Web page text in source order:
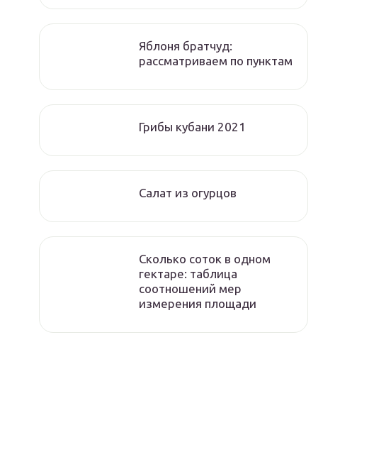
Яблоня братчуд:
рассматриваем по пунктам
Грибы кубани 2021
Салат из огурцов
Сколько соток в одном
гектаре: таблица
соотношений мер
измерения площади